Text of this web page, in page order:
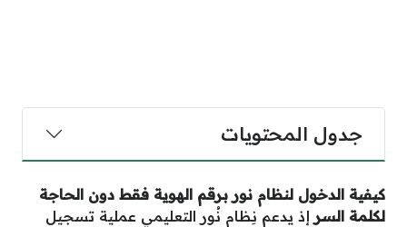
جدول المحتويات
كيفية الدخول لنظام نور برقم الهوية فقط دون الحاجة
لكلمة السر إذ يدعم نِظام نُور التعليمي عملية تسجيل